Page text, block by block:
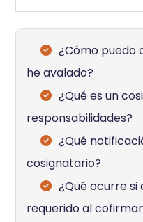
¿Cómo puedo
he avalado?
¿Qué es un
responsabilidades?
¿Qué
cosignatario?
¿Qué ocurre
requerido al